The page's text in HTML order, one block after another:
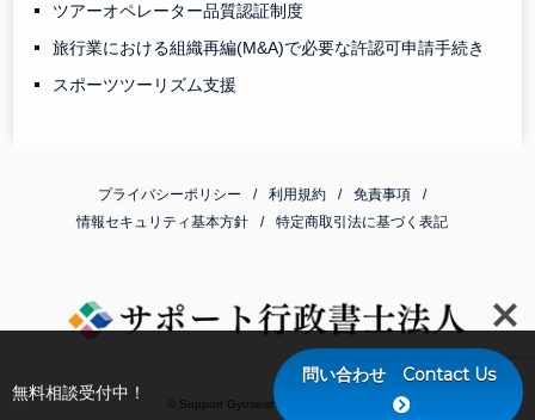
ツアーオペレーター品質認証制度
旅行業における組織再編(M&A)で必要な許認可申請手続き
スポーツツーリズム支援
プライバシーポリシー 利用規約
免責事項
情報セキュリティ基本方針
特定商取引法に基づく表記
© Support Gyoseishoshi Corporation
無料相談受付中！
問い合わせ Contact Us